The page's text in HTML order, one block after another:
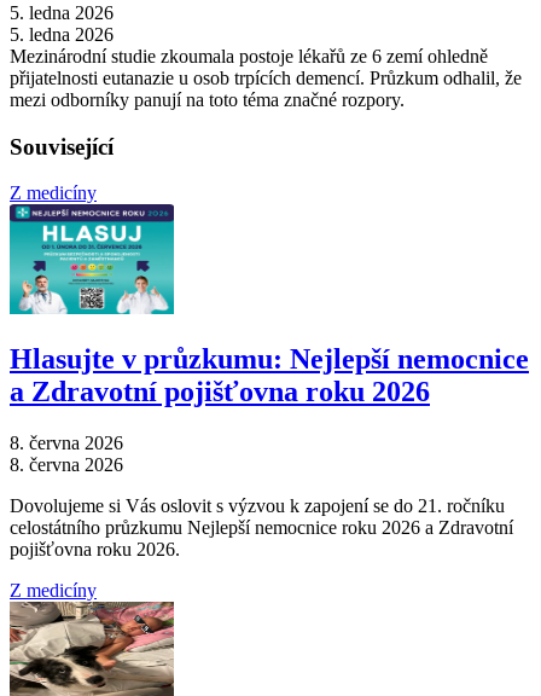
5. ledna 2026
5. ledna 2026
Mezinárodní studie zkoumala postoje lékařů ze 6 zemí ohledně
přijatelnosti eutanazie u osob trpících demencí. Průzkum odhalil, že
mezi odborníky panují na toto téma značné rozpory.
Související
Z medicíny
Hlasujte v průzkumu: Nejlepší nemocnice
a Zdravotní pojišťovna roku 2026
8. června 2026
8. června 2026
Dovolujeme si Vás oslovit s výzvou k zapojení se do 21. ročníku
celostátního průzkumu Nejlepší nemocnice roku 2026 a Zdravotní
pojišťovna roku 2026.
Z medicíny